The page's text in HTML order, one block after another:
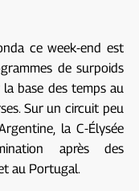
ce week-end est
de surpoids
base des temps au
Sur un circuit peu
la C-Élysée
après des
au Portugal.